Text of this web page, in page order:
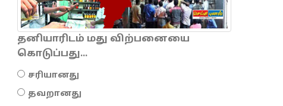
தனியாரிடம் மது விற்பனையை
கொடுப்பது...
சரியானது
தவறானது